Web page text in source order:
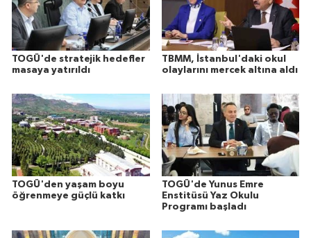
TOGÜ'de stratejik hedefler
masaya yatırıldı
TBMM, İstanbul'daki okul
olaylarını mercek altına aldı
TOGÜ'den yaşam boyu
öğrenmeye güçlü katkı
TOGÜ'de Yunus Emre
Enstitüsü Yaz Okulu
Programı başladı